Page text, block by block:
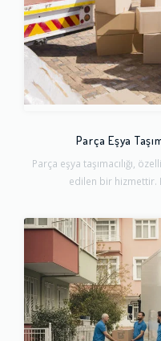
Parça Eşya
Parça eşya taşımacılığı,
edilen bir hizmettir.